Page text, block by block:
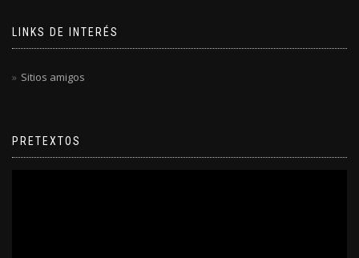
LINKS DE INTERÉS
Sitios amigos
PRETEXTOS